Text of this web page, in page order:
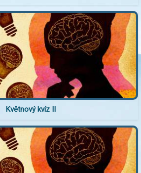
Květnový kvíz II